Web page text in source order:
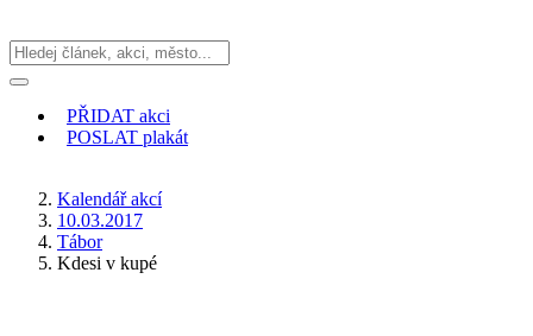
PŘIDAT akci
POSLAT plakát
Kalendář akcí
10.03.2017
Tábor
Kdesi v kupé